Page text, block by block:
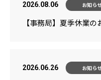
2026.08.06 お知ら
【事務局】夏季休業の
2026.06.26 お知ら